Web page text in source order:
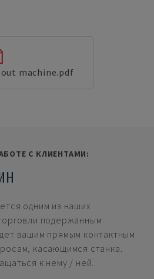
machine.pdf
С КЛИЕНТАМИ:
одним из наших
подержанным
вашим прямым контактным
касающимся станка.
к нему / ней.